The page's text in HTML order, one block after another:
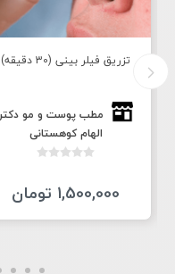
تزریق فيلر بینی (30 دقیقه)
مطب پوست و مو دكتر
الهام كوهستانى
1,500,000 تومان